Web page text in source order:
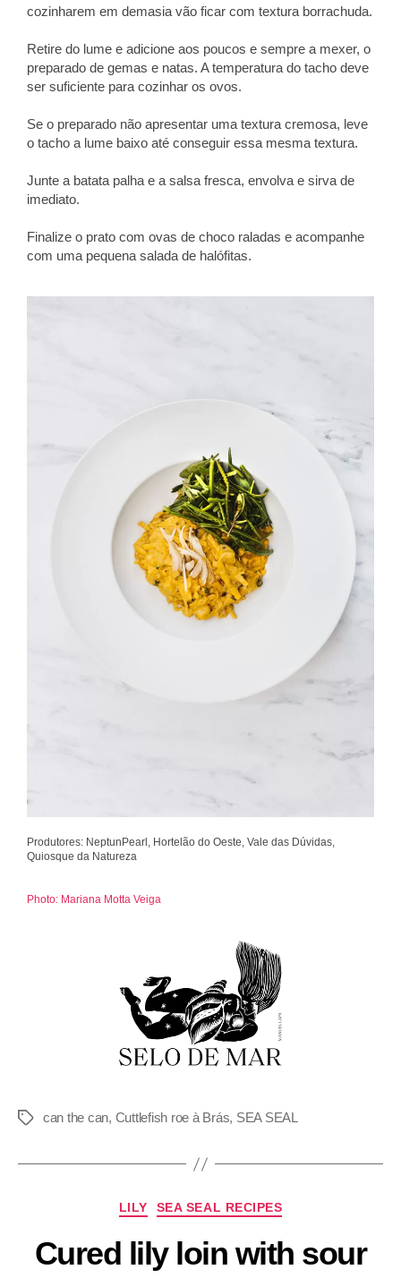
cozinharem em demasia vão ficar com textura borrachuda.
Retire do lume e adicione aos poucos e sempre a mexer, o
preparado de gemas e natas. A temperatura do tacho deve
ser suficiente para cozinhar os ovos.
Se o preparado não apresentar uma textura cremosa, leve
o tacho a lume baixo até conseguir essa mesma textura.
Junte a batata palha e a salsa fresca, envolva e sirva de
imediato.
Finalize o prato com ovas de choco raladas e acompanhe
com uma pequena salada de halófitas.
Produtores: NeptunPearl, Hortelão do Oeste, Vale das Dúvidas,
Quiosque da Natureza
Photo: Mariana Motta Veiga
can the can, Cuttlefish roe à Brás, SEA SEAL
LILY SEA SEAL RECIPES
Cured lily loin with sour